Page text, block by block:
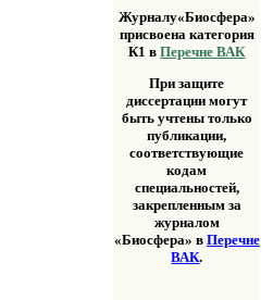
Журналу«Биосфера»
присвоена категория
К1 вПеречне ВАК
При защите
диссертации могут
быть учтены только
публикации,
соответствующие
кодам
специальностей,
закрепленным за
журналом
«Биосфера» в Перечне
ВАК.